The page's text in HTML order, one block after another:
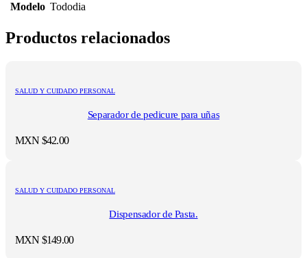
Modelo Tododia
Productos relacionados
SALUD Y CUIDADO PERSONAL
Separador de pedicure para uñas
MXN $42.00
SALUD Y CUIDADO PERSONAL
Dispensador de Pasta.
MXN $149.00